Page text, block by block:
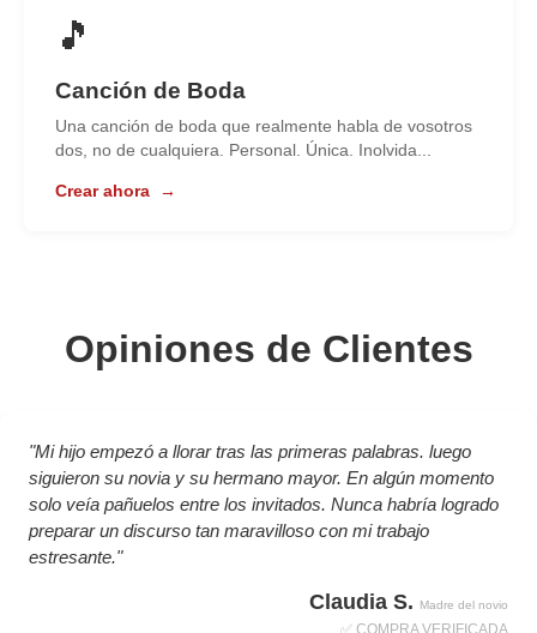
🎵
Canción de Boda
Una canción de boda que realmente habla de vosotros
dos, no de cualquiera. Personal. Única. Inolvida...
Crear ahora →
Opiniones de Clientes
"Mi hijo empezó a llorar tras las primeras palabras. luego
siguieron su novia y su hermano mayor. En algún momento
solo veía pañuelos entre los invitados. Nunca habría logrado
preparar un discurso tan maravilloso con mi trabajo
estresante."
Claudia S. Madre del novio
✅ COMPRA VERIFICADA